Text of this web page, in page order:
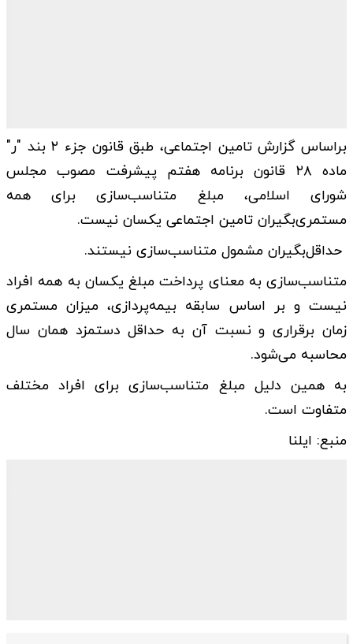
براساس گزارش تامین اجتماعی، طبق قانون جزء ۲ بند "ر"
ماده ۲۸ قانون برنامه هفتم پیشرفت مصوب مجلس
شورای اسلامی، مبلغ متناسب‌سازی برای همه
مستمری‌بگیران تامین اجتماعی یکسان نیست.
حداقل‌بگیران مشمول متناسب‌سازی نیستند.
متناسب‌سازی به معنای پرداخت مبلغ یکسان به همه افراد
نیست و بر اساس سابقه بیمه‌پردازی، میزان مستمری
زمان برقراری و نسبت آن به حداقل دستمزد همان سال
محاسبه می‌شود.
به همین دلیل مبلغ متناسب‌سازی برای افراد مختلف
متفاوت است.
منبع: ایلنا